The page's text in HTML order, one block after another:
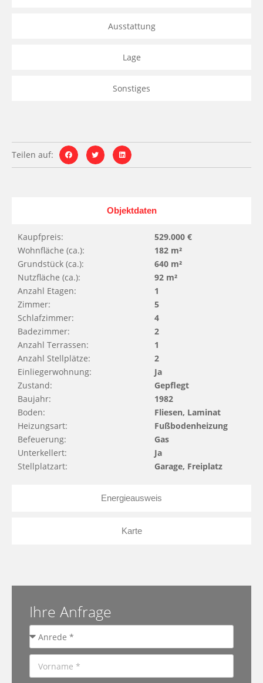
Ausstattung
Lage
Sonstiges
Teilen auf:
Objektdaten
Energieausweis
Karte
Kaupfpreis:
529.000 €
Wohnfläche (ca.):
182 m²
Grundstück (ca.):
640 m²
Nutzfläche (ca.):
92 m²
Anzahl Etagen:
1
Zimmer:
5
Schlafzimmer:
4
Badezimmer:
2
Anzahl Terrassen:
1
Anzahl Stellplätze:
2
Einliegerwohnung:
Ja
Zustand:
Gepflegt
Baujahr:
1982
Boden:
Fliesen, Laminat
Heizungsart:
Fußbodenheizung
Befeuerung:
Gas
Unterkellert:
Ja
Stellplatzart:
Garage, Freiplatz
Ihre Anfrage